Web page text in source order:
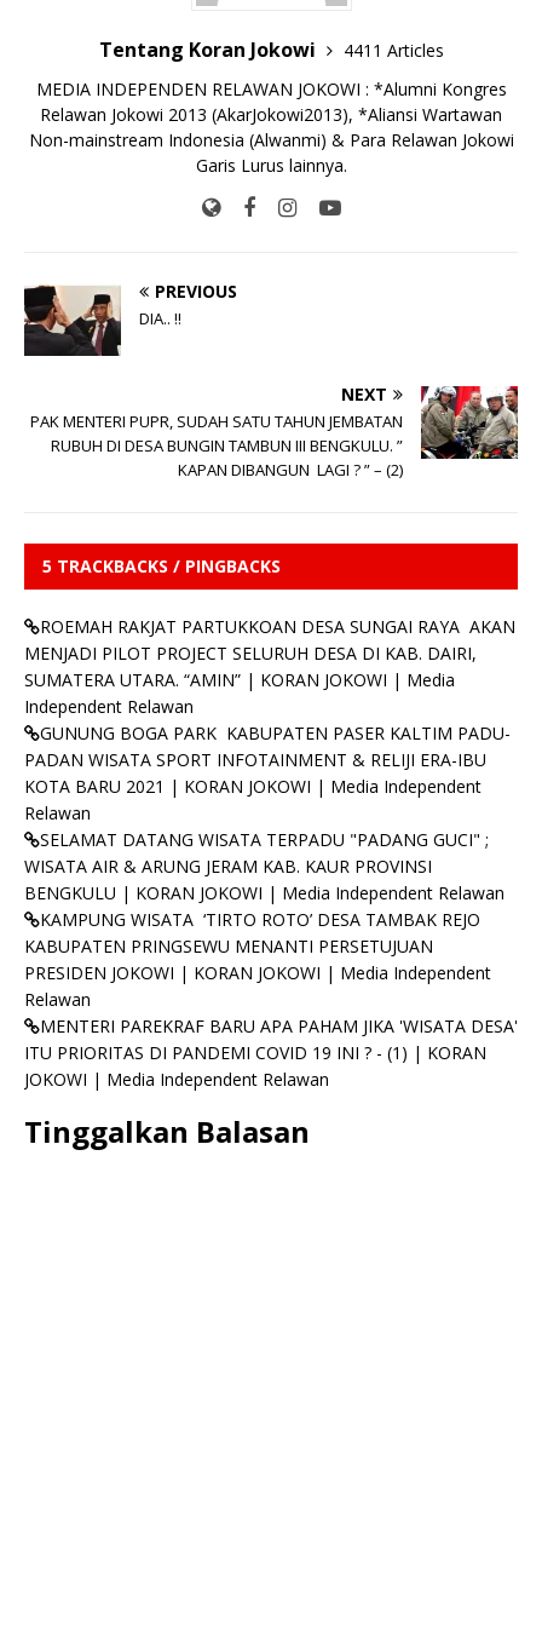
Tentang Koran Jokowi
4411 Articles
MEDIA INDEPENDEN RELAWAN JOKOWI : *Alumni Kongres
Relawan Jokowi 2013 (AkarJokowi2013), *Aliansi Wartawan
Non-mainstream Indonesia (Alwanmi) & Para Relawan Jokowi
Garis Lurus lainnya.
PREVIOUS
DIA.. !!
NEXT
PAK MENTERI PUPR, SUDAH SATU TAHUN JEMBATAN
RUBUH DI DESA BUNGIN TAMBUN III BENGKULU. ”
KAPAN DIBANGUN LAGI ? ” – (2)
5 TRACKBACKS / PINGBACKS
ROEMAH RAKJAT PARTUKKOAN DESA SUNGAI RAYA AKAN
MENJADI PILOT PROJECT SELURUH DESA DI KAB. DAIRI,
SUMATERA UTARA. “AMIN” | KORAN JOKOWI | Media
Independent Relawan
GUNUNG BOGA PARK KABUPATEN PASER KALTIM PADU-
PADAN WISATA SPORT INFOTAINMENT & RELIJI ERA-IBU
KOTA BARU 2021 | KORAN JOKOWI | Media Independent
Relawan
SELAMAT DATANG WISATA TERPADU "PADANG GUCI" ;
WISATA AIR & ARUNG JERAM KAB. KAUR PROVINSI
BENGKULU | KORAN JOKOWI | Media Independent Relawan
KAMPUNG WISATA ‘TIRTO ROTO’ DESA TAMBAK REJO
KABUPATEN PRINGSEWU MENANTI PERSETUJUAN
PRESIDEN JOKOWI | KORAN JOKOWI | Media Independent
Relawan
MENTERI PAREKRAF BARU APA PAHAM JIKA 'WISATA DESA'
ITU PRIORITAS DI PANDEMI COVID 19 INI ? - (1) | KORAN
JOKOWI | Media Independent Relawan
Tinggalkan Balasan